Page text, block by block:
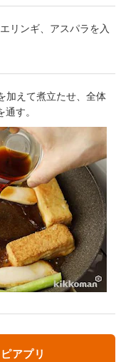
リンギ、アスパラを入
加えて煮立たせ、全体
す。
アプリ